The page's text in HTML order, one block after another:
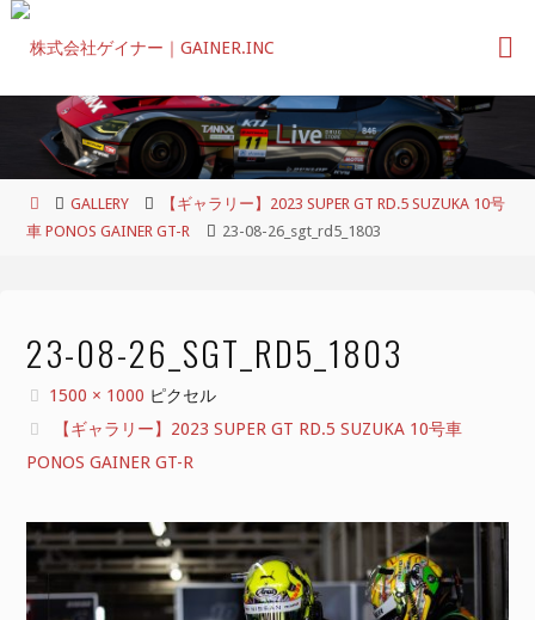
コ
ホ
ー
GALLERY
【ギャラリー】2023 SUPER GT RD.5 SUZUKA 10号
車 PONOS GAINER GT-R
23-08-26_sgt_rd5_1803
23-08-26_SGT_RD5_1803
フ
ル
サ
ズ
1500 × 1000 ピクセル
【ギャラリー】2023 SUPER GT RD.5 SUZUKA 10号車
PONOS GAINER GT-R